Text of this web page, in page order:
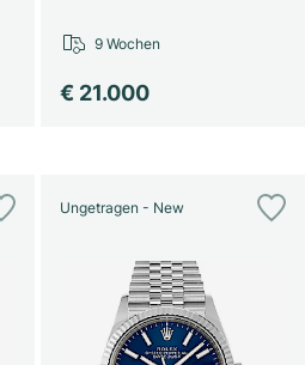
€ 21.000
9 Wochen
Ungetragen - New